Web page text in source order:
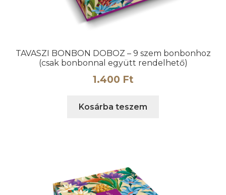
TAVASZI BONBON DOBOZ – 9 szem bonbonhoz
(csak bonbonnal együtt rendelhető)
1.400 Ft
Kosárba teszem